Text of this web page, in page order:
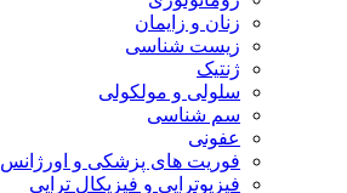
زنان و زایمان
زیست شناسی
ژنتیک
سلولی و مولکولی
سم شناسی
عفونی
فوریت های پزشکی و اورژانس
فیزیوتراپی و فیزیکال تراپی